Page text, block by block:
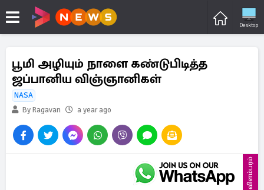
Desktop
பூமி அழியும் நாளை கண்டுபிடித்த
ஜப்பானிய விஞ்ஞானிகள்
NASA
By Ragavan
a year ago
விளம்பரம்